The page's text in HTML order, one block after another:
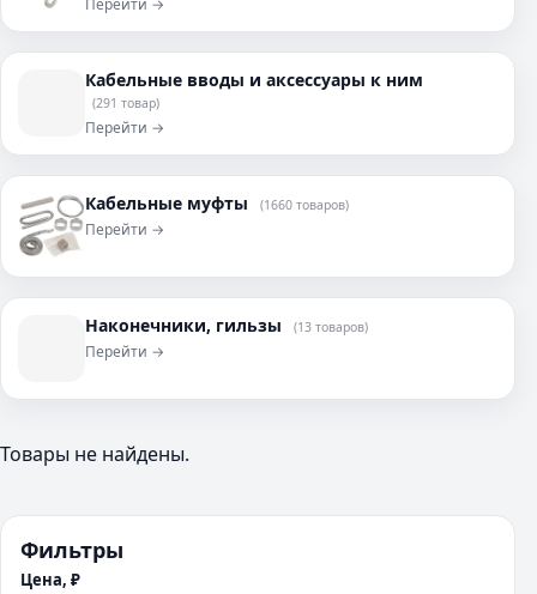
Фильтры
Цена, ₽
Перейти →
Кабельные вводы и аксессуары к ним
(291 товар)
Перейти →
Кабельные муфты (1660 товаров)
Перейти →
Наконечники, гильзы (13 товаров)
Перейти →
Товары не найдены.